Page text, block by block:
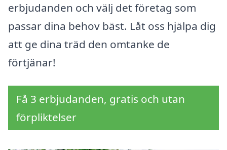
erbjudanden och välj det företag som
passar dina behov bäst. Låt oss hjälpa dig
att ge dina träd den omtanke de
förtjänar!
Få 3 erbjudanden, gratis och utan
förpliktelser